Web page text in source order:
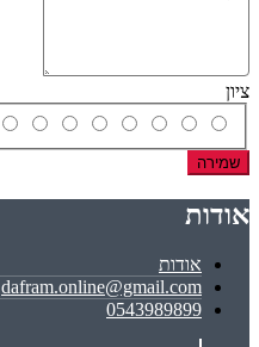
ציון
שמירה
אודות
אודות
dafram.online@gmail.com
0543989899